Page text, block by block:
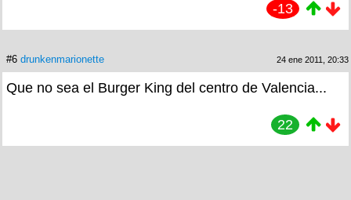
-13
#6 drunkenmarionette 24 ene 2011, 20:33
Que no sea el Burger King del centro de Valencia...
22